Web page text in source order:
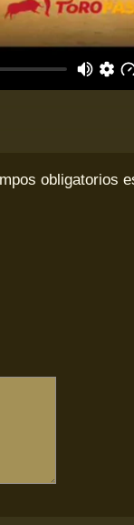
obligatorios